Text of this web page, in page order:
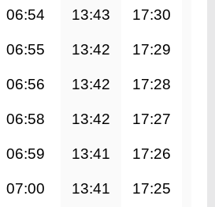
06:54 13:43 17:30
06:55 13:42 17:29
06:56 13:42 17:28
06:58 13:42 17:27
06:59 13:41 17:26
07:00 13:41 17:25